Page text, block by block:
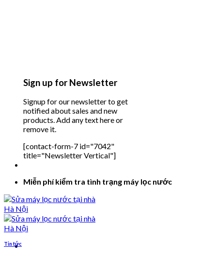
Sign up for Newsletter
Signup for our newsletter to get
notified about sales and new
products. Add any text here or
remove it.
[contact-form-7 id="7042"
title="Newsletter Vertical"]
Miễn phí kiểm tra tình trạng máy lọc nước
Tin tức